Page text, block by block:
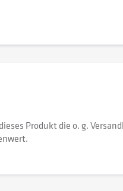
Produkt die o. g.